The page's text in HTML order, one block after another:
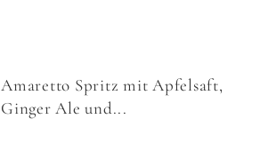
Amaretto Spritz mit Apfelsaft,
Ginger Ale und...